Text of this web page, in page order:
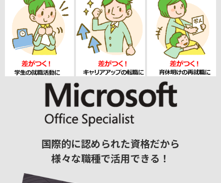
国際的に認められた資格だから
様々な職種で活用できる！